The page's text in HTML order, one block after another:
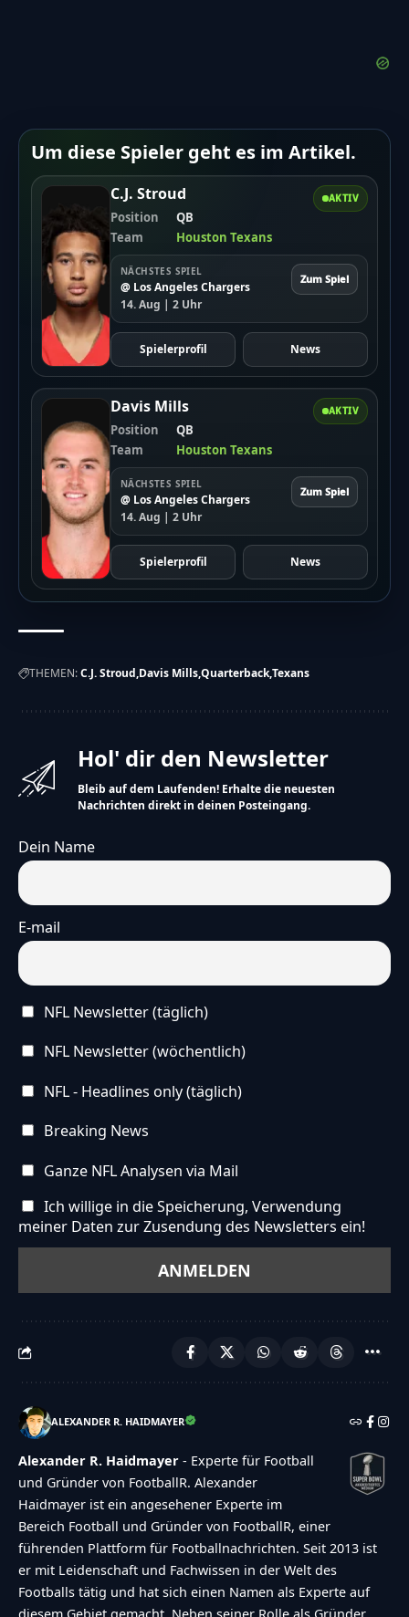
Um diese Spieler geht es im Artikel.
AKTIV
C.J. Stroud
Position
QB
Team
Houston Texans
NÄCHSTES SPIEL
@ Los Angeles Chargers
14. Aug | 2 Uhr
Zum Spiel
Spielerprofil News
AKTIV
Davis Mills
Position
QB
Team
Houston Texans
NÄCHSTES SPIEL
@ Los Angeles Chargers
14. Aug | 2 Uhr
Zum Spiel
Spielerprofil News
THEMEN:C.J. Stroud Davis MillsQuarterbackTexans
Hol' dir den Newsletter
Bleib auf dem Laufenden! Erhalte die neuesten
Nachrichten direkt in deinen Posteingang.
Dein Name
E-mail
NFL Newsletter (täglich)
NFL Newsletter (wöchentlich)
NFL - Headlines only (täglich)
Breaking News
Ganze NFL Analysen via Mail
Ich willige in die Speicherung, Verwendung
meiner Daten zur Zusendung des Newsletters ein!
ALEXANDER R. HAIDMAYER
Alexander R. Haidmayer - Experte für Football
und Gründer von FootballR. Alexander
Haidmayer ist ein angesehener Experte im
Bereich Football und Gründer von FootballR, einer
führenden Plattform für Footballnachrichten. Seit 2013 ist
er mit Leidenschaft und Fachwissen in der Welt des
Footballs tätig und hat sich einen Namen als Experte auf
diesem Gebiet gemacht. Neben seiner Rolle als Gründer